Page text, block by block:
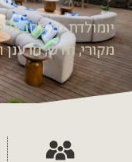
יומולדת
מקורי, חדש,